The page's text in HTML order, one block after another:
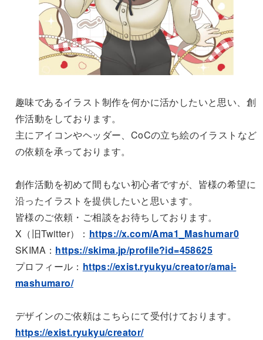
趣味であるイラスト制作を何かに活かしたいと思い、創
作活動をしております。
主にアイコンやヘッダー、CoCの立ち絵のイラストなど
の依頼を承っております。
創作活動を初めて間もない初心者ですが、皆様の希望に
沿ったイラストを提供したいと思います。
皆様のご依頼・ご相談をお待ちしております。
X（旧Twitter）： https://x.com/Ama1_Mashumar0
SKIMA： https://skima.jp/profile?id=458625
プロフィール： https://exist.ryukyu/creator/amai-
mashumaro/
デザインのご依頼はこちらにて受付けております。
https://exist.ryukyu/creator/